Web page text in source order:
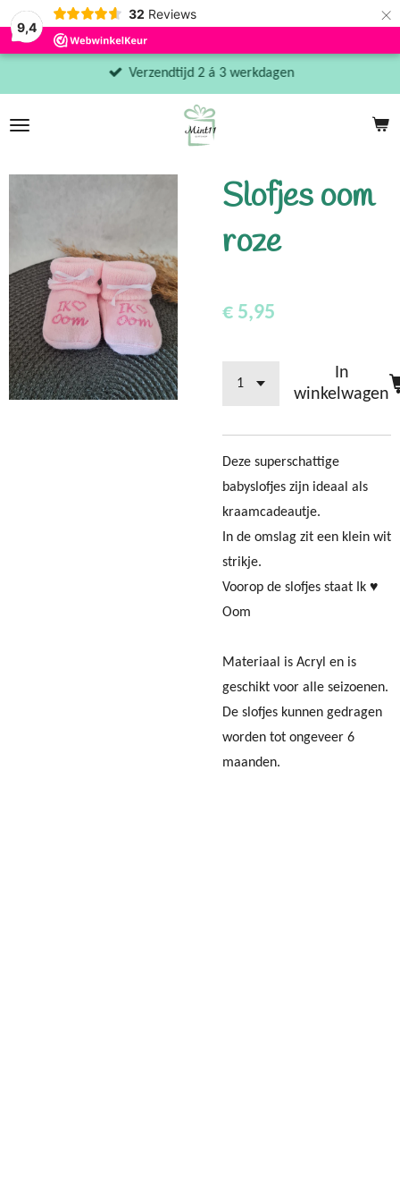
9,4
32 Reviews ×
Verzendtijd 2 á 3 werkdagen
Slofjes oom
roze
€ 5,95
In
winkelwagen
Deze superschattige
babyslofjes zijn ideaal als
kraamcadeautje.
In de omslag zit een klein wit
strikje.
Voorop de slofjes staat Ik ♥
Oom
Materiaal is Acryl en is
geschikt voor alle seizoenen.
De slofjes kunnen gedragen
worden tot ongeveer 6
maanden.